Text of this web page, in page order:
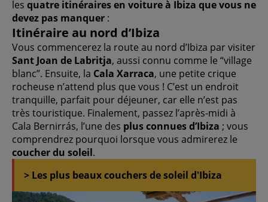
les quatre itinéraires en voiture à Ibiza que vous ne
devez pas manquer :
Itinéraire au nord d’Ibiza
Vous commencerez la route au nord d’Ibiza par visiter
Sant Joan de Labritja, aussi connu comme le “village
blanc”. Ensuite, la Cala Xarraca, une petite crique
rocheuse n’attend plus que vous ! C’est un endroit
tranquille, parfait pour déjeuner, car elle n’est pas
très touristique. Finalement, passez l’après-midi à
Cala Bernirrás, l’une des plus connues d’Ibiza ; vous
comprendrez pourquoi lorsque vous admirerez le
coucher du soleil.
> Les plus beaux couchers de soleil d'Ibiza